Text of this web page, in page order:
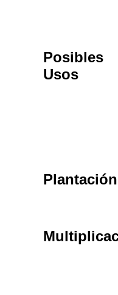
Posibles
Usos
Plantación